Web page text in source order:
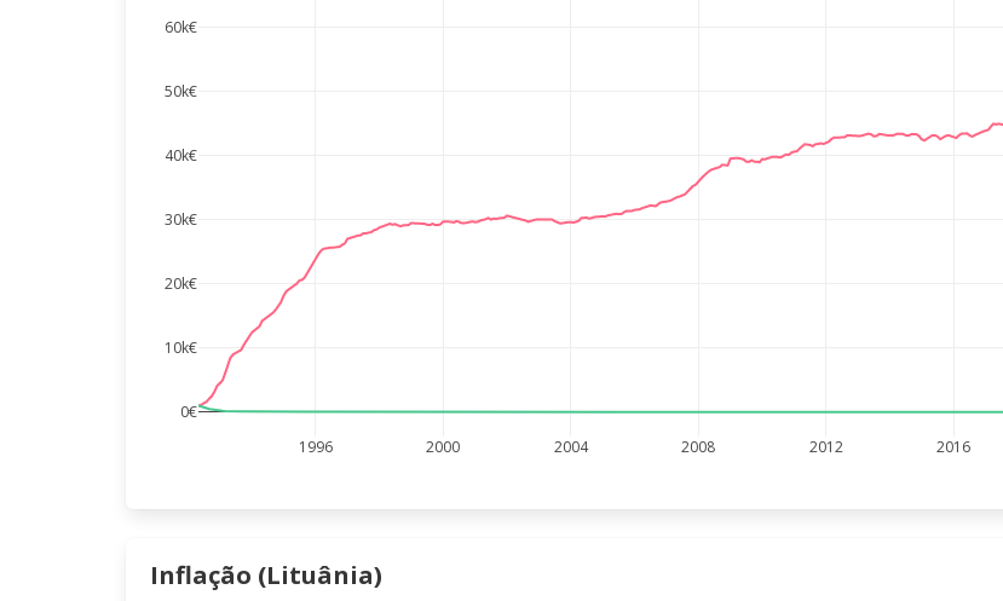
1996 2000 2004 2008 2012 2016
0€
10k€
20k€
30k€
40k€
50k€
60k€
Inflação (Lituânia)